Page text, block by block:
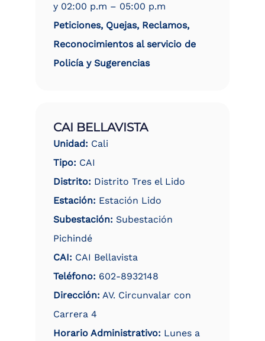
y 02:00 p.m – 05:00 p.m
Peticiones, Quejas, Reclamos,
Reconocimientos al servicio de
Policía y Sugerencias
CAI BELLAVISTA
Unidad: Cali
Tipo: CAI
Distrito: Distrito Tres el Lido
Estación: Estación Lido
Subestación: Subestación
Pichindé
CAI: CAI Bellavista
Teléfono: 602-8932148
Dirección: AV. Circunvalar con
Carrera 4
Horario Administrativo: Lunes a